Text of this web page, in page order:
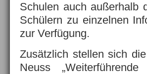
Schulen auch außerhalb
Schülern zu einzelnen
zur Verfügung.
Zusätzlich stellen sich
Neuss